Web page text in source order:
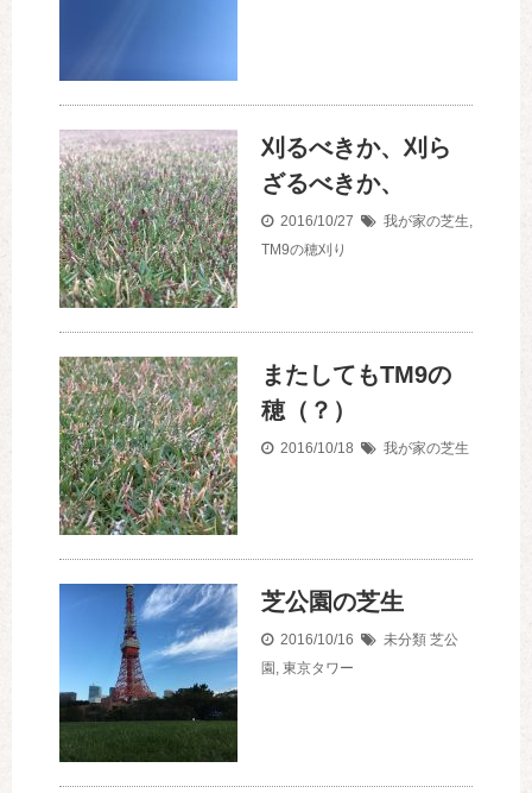
刈るべきか、刈ら
ざるべきか、
2016/10/27 我が家の芝生,
TM9の穂刈り
またしてもTM9の
穂（？）
2016/10/18 我が家の芝生
芝公園の芝生
2016/10/16 未分類 芝公
園 , 東京タワー